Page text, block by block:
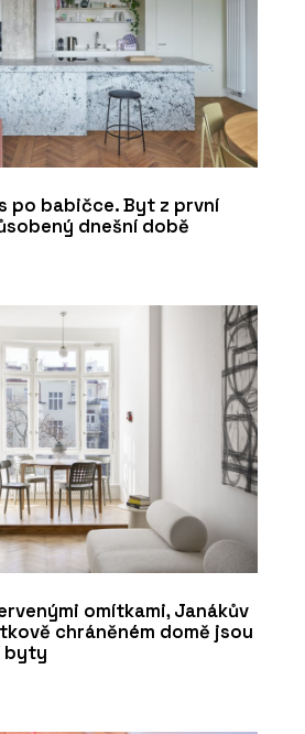
po babičce. Byt z první
dnešní době
omítkami, Janákův
chráněném domě jsou
byty